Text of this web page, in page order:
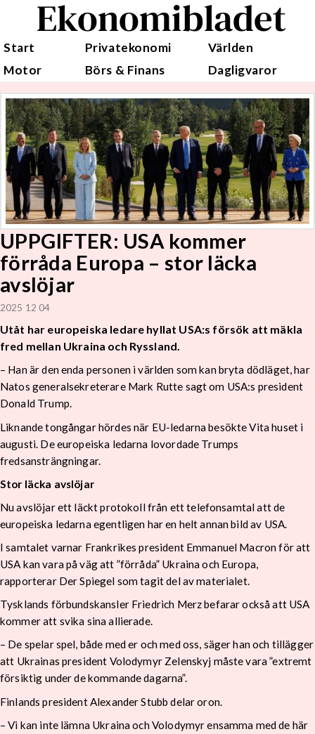
Ekonomibladet
Start Privatekonomi
Världen
Motor
Börs & Finans Dagligvaror
UPPGIFTER: USA kommer
förråda Europa – stor läcka
avslöjar
2025 12 04
Utåt har europeiska ledare hyllat USA:s försök att mäkla
fred mellan Ukraina och Ryssland.
– Han är den enda personen i världen som kan bryta dödläget, har
Natos generalsekreterare Mark Rutte sagt om USA:s president
Donald Trump.
Liknande tongångar hördes när EU-ledarna besökte Vita huset i
augusti. De europeiska ledarna lovordade Trumps
fredsansträngningar.
Stor läcka avslöjar
Nu avslöjar ett läckt protokoll från ett telefonsamtal att de
europeiska ledarna egentligen har en helt annan bild av USA.
I samtalet varnar Frankrikes president Emmanuel Macron för att
USA kan vara på väg att ”förråda” Ukraina och Europa,
rapporterar Der Spiegel som tagit del av materialet.
Tysklands förbundskansler Friedrich Merz befarar också att USA
kommer att svika sina allierade.
– De spelar spel, både med er och med oss, säger han och tillägger
att Ukrainas president Volodymyr Zelenskyj måste vara ”extremt
försiktig under de kommande dagarna”.
Finlands president Alexander Stubb delar oron.
– Vi kan inte lämna Ukraina och Volodymyr ensamma med de här